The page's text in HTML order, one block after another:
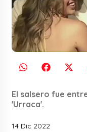
El salsero fue
'Urraca'.
14 Dic 2022